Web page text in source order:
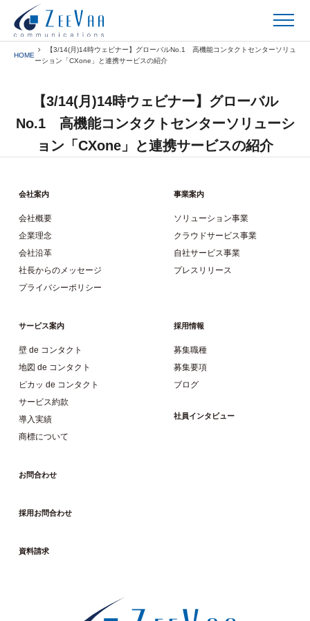
HOME
【3/14(月)14時ウェビナー】グローバルNo.1 高機能コンタクトセンターソリュ
ーション「CXone」と連携サービスの紹介
【3/14(月)14時ウェビナー】グローバル
No.1 高機能コンタクトセンターソリューシ
ョン「CXone」と連携サービスの紹介
会社案内
会社概要
企業理念
会社沿革
社長からのメッセージ
プライバシーポリシー
事業案内
ソリューション事業
クラウドサービス事業
自社サービス事業
プレスリリース
サービス案内
壁 de コンタクト
地図 de コンタクト
ピカッ de コンタクト
サービス約款
導入実績
商標について
採用情報
募集職種
募集要項
ブログ
社員インタビュー
お問合わせ
採用お問合わせ
資料請求